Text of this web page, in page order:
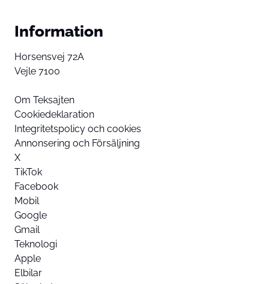
Information
Horsensvej 72A
Vejle 7100
Om Teksajten
Cookiedeklaration
Integritetspolicy och cookies
Annonsering och Försäljning
X
TikTok
Facebook
Mobil
Google
Gmail
Teknologi
Apple
Elbilar